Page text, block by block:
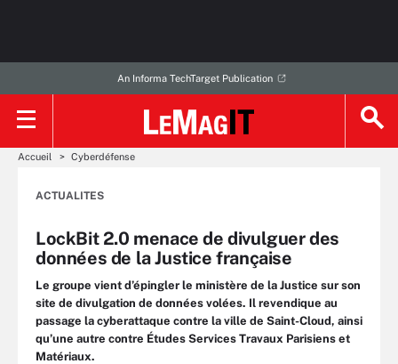
An Informa TechTarget Publication
Accueil Cyberdéfense
ACTUALITES
LockBit 2.0 menace de divulguer des
données de la Justice française
Le groupe vient d’épingler le ministère de la Justice sur son
site de divulgation de données volées. Il revendique au
passage la cyberattaque contre la ville de Saint-Cloud, ainsi
qu’une autre contre Études Services Travaux Parisiens et
Matériaux.